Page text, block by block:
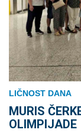
LIČNOST DANA
MURIS
OLIMPIJADE